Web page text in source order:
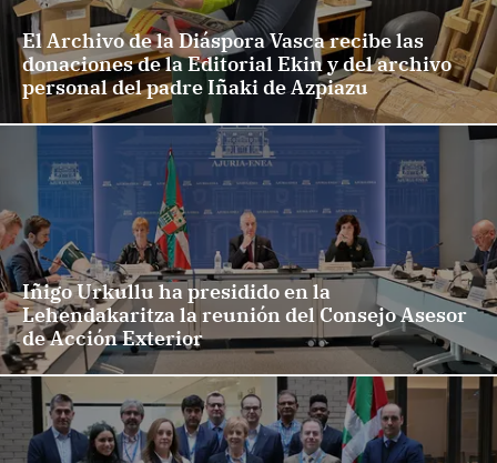
El Archivo de la Diáspora Vasca recibe las
donaciones de la Editorial Ekin y del archivo
personal del padre Iñaki de Azpiazu
Iñigo Urkullu ha presidido en la
Lehendakaritza la reunión del Consejo Asesor
de Acción Exterior